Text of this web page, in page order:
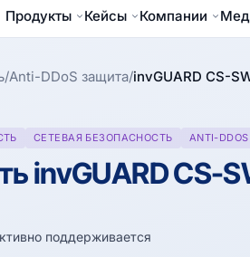
Продукты Кейсы Компании
/Anti-DDoS защита/invGUARD CS-
СЕТЕВАЯ БЕЗОПАСНОСТЬ ANTI-
invGUARD CS-
поддерживается